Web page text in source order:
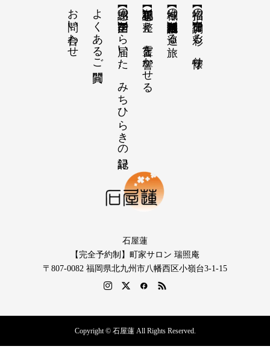
【招福の調律】日々を彩る、懐守り
【神域の系譜】神社仏閣・自然を巡る旅
【祝詞集】心を整え、言霊を響かせる
【感謝の声】全国から届いた、みちひらきの記録
よくあるご質問
お問い合わせ
石屋蓮
【完全予約制】町家サロン 瑞照庵
〒807-0082 福岡県北九州市八幡西区小嶺台3-1-15
Copyright © 石屋蓮 All Rights Reserved.